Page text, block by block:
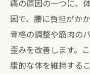
痛の原因の一つに、
因で、腰に負担がか
骨格の調整や筋肉の
歪みを改善します。
康的な体を維持する